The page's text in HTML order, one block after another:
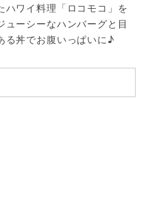
ハワイ料理「ロコモコ」を
ーシーなハンバーグと目
る丼でお腹いっぱいに♪